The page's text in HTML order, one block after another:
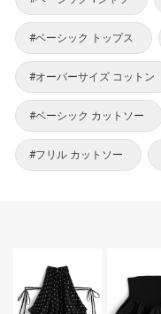
#ベーシック トップス
#オーバーサイズ コットン
#ベーシック カットソー
#フリル カットソー